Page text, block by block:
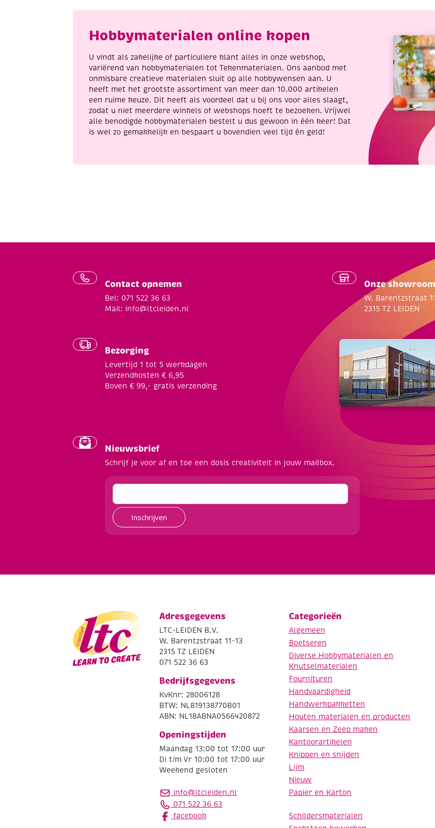
Hobbymaterialen online kopen
U vindt als zakelijke of particuliere klant alles in onze webshop,
variërend van hobbymaterialen tot Tekenmaterialen. Ons aanbod met
onmisbare creatieve materialen sluit op alle hobbywensen aan. U
heeft met het grootste assortiment van meer dan 10.000 artikelen
een ruime keuze. Dit heeft als voordeel dat u bij ons voor alles slaagt,
zodat u niet meerdere winkels of webshops hoeft te bezoeken. Vrijwel
alle benodigde hobbymaterialen bestelt u dus gewoon in één keer! Dat
is wel zo gemakkelijk en bespaart u bovendien veel tijd én geld!
Contact opnemen
Bel: 071 522 36 63
Mail: info@ltcleiden.nl
Bezorging
Levertijd 1 tot 5 werkdagen
Verzendkosten € 6,95
Boven € 99,- gratis verzending
Onze showroom
W. Barentzstraat
2315 TZ LEIDEN
Nieuwsbrief
Schrijf je voor af en toe een dosis creativiteit in jouw mailbox.
Inschrijven
Adresgegevens
LTC-LEIDEN B.V.
W. Barentzstraat 11-13
2315 TZ LEIDEN
071 522 36 63
Bedrijfsgegevens
KvKnr: 28006128
BTW: NL819138770B01
ABN: NL18ABNA0566420872
Openingstijden
Maandag 13:00 tot 17:00 uur
Di t/m Vr 10:00 tot 17:00 uur
Weekend gesloten
info@ltcleiden.nl
071 522 36 63
facebook
Categorieën
Algemeen
Boetseren
Diverse Hobbymaterialen en
Knutselmaterialen
Fournituren
Handvaardigheid
Handwerkpakketten
Houten materialen en producten
Kaarsen en Zeep maken
Kantoorartikelen
Knippen en snijden
Lijm
Nieuw
Papier en Karton
Schildersmaterialen